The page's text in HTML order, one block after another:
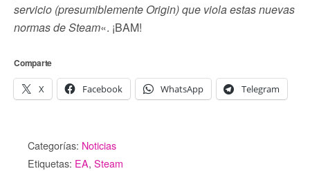
servicio (presumiblemente Origin) que viola estas nuevas
normas de Steam«. ¡BAM!
Comparte
X Facebook WhatsApp Telegram
Categorías: Noticias
Etiquetas: EA, Steam